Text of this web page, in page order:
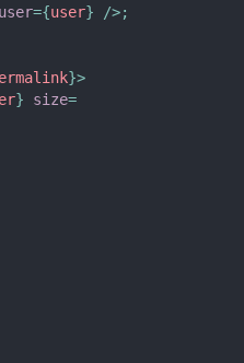
user={user} />;
}>
} size=